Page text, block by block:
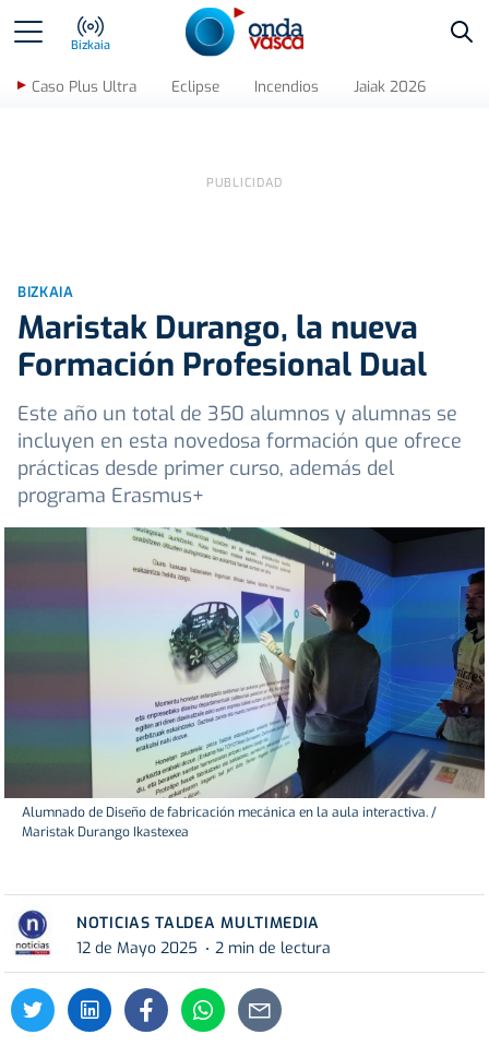
Bizkaia
Caso Plus Ultra Eclipse Incendios Jaiak 2026
BIZKAIA
Maristak Durango, la nueva
Formación Profesional Dual
Este año un total de 350 alumnos y alumnas se
incluyen en esta novedosa formación que ofrece
prácticas desde primer curso, además del
programa Erasmus+
Alumnado de Diseño de fabricación mecánica en la aula interactiva. /
Maristak Durango Ikastexea
NOTICIAS TALDEA MULTIMEDIA
12 de Mayo 2025
2 min de lectura